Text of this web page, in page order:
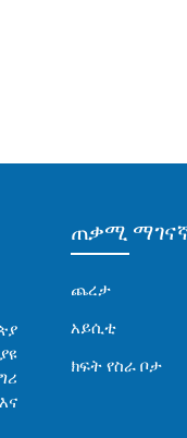
ጠቃሚ
ጨረታ
አይሲቲ
ክፍት የስራ ቦታ